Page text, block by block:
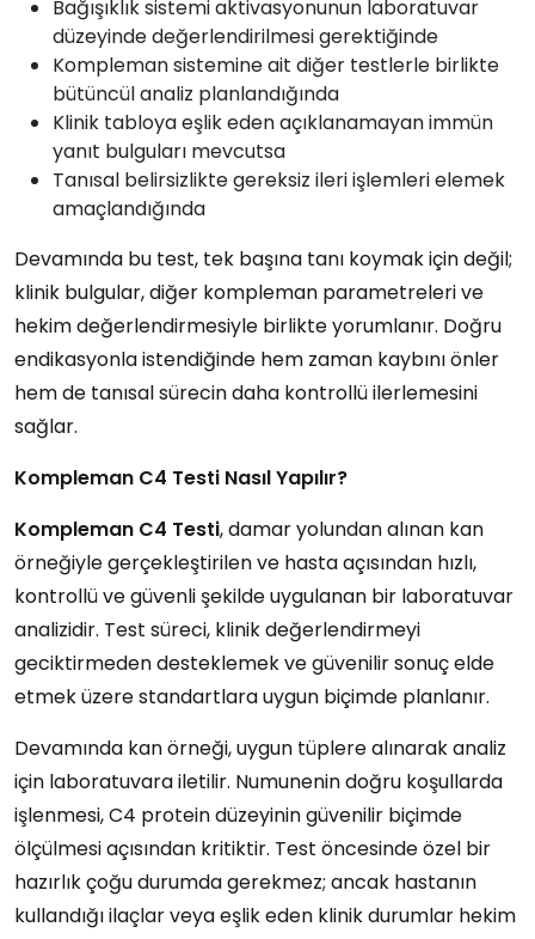
Bağışıklık sistemi aktivasyonunun laboratuvar
düzeyinde değerlendirilmesi gerektiğinde
Kompleman sistemine ait diğer testlerle birlikte
bütüncül analiz planlandığında
Klinik tabloya eşlik eden açıklanamayan immün
yanıt bulguları mevcutsa
Tanısal belirsizlikte gereksiz ileri işlemleri elemek
amaçlandığında
Devamında bu test, tek başına tanı koymak için değil;
klinik bulgular, diğer kompleman parametreleri ve
hekim değerlendirmesiyle birlikte yorumlanır. Doğru
endikasyonla istendiğinde hem zaman kaybını önler
hem de tanısal sürecin daha kontrollü ilerlemesini
sağlar.
Kompleman C4 Testi Nasıl Yapılır?
Kompleman C4 Testi, damar yolundan alınan kan
örneğiyle gerçekleştirilen ve hasta açısından hızlı,
kontrollü ve güvenli şekilde uygulanan bir laboratuvar
analizidir. Test süreci, klinik değerlendirmeyi
geciktirmeden desteklemek ve güvenilir sonuç elde
etmek üzere standartlara uygun biçimde planlanır.
Devamında kan örneği, uygun tüplere alınarak analiz
için laboratuvara iletilir. Numunenin doğru koşullarda
işlenmesi, C4 protein düzeyinin güvenilir biçimde
ölçülmesi açısından kritiktir. Test öncesinde özel bir
hazırlık çoğu durumda gerekmez; ancak hastanın
kullandığı ilaçlar veya eşlik eden klinik durumlar hekim